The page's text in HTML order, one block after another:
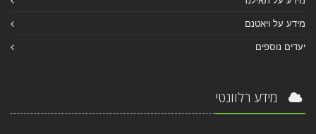
מידע על ויאטנם
יעדים נוספים
מידע רלוונטי